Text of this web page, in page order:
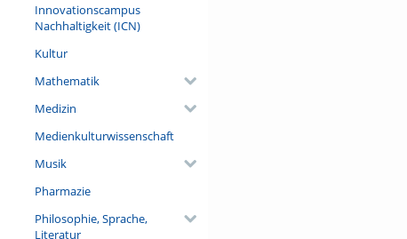
Innovationscampus
Nachhaltigkeit (ICN)
Kultur
Mathematik
Medizin
Medienkulturwissenschaft
Musik
Pharmazie
Philosophie, Sprache,
Literatur